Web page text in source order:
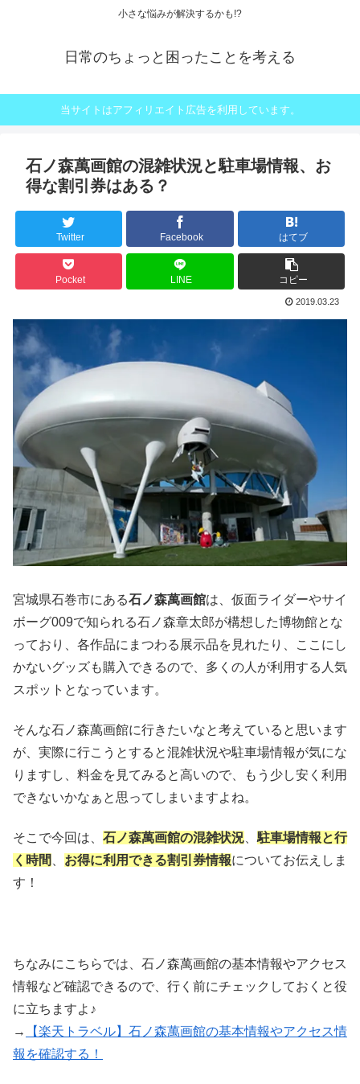
小さな悩みが解決するかも!?
日常のちょっと困ったことを考える
当サイトはアフィリエイト広告を利用しています。
石ノ森萬画館の混雑状況と駐車場情報、お
得な割引券はある？
Twitter Facebook はてブ
Pocket LINE コピー
2019.03.23
宮城県石巻市にある石ノ森萬画館は、仮面ライダーやサイ
ボーグ009で知られる石ノ森章太郎が構想した博物館とな
っており、各作品にまつわる展示品を見れたり、ここにし
かないグッズも購入できるので、多くの人が利用する人気
スポットとなっています。
そんな石ノ森萬画館に行きたいなと考えていると思います
が、実際に行こうとすると混雑状況や駐車場情報が気にな
りますし、料金を見てみると高いので、もう少し安く利用
できないかなぁと思ってしまいますよね。
そこで今回は、 石ノ森萬画館の混雑状況
駐車場情報と行
く時間
お得に利用できる割引券情報についてお伝えしま
す！
ちなみにこちらでは、石ノ森萬画館の基本情報やアクセス
情報など確認できるので、行く前にチェックしておくと役
に立ちますよ♪
→
【楽天トラベル】石ノ森萬画館の基本情報やアクセス情
報を確認する！